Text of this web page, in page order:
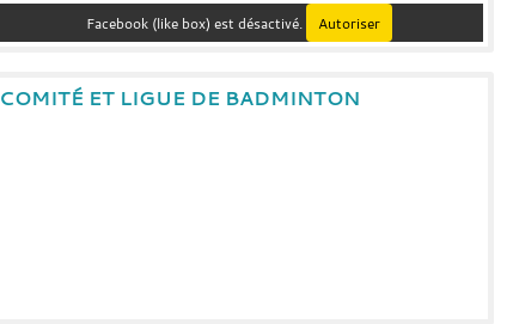
Facebook (like box) est désactivé. Autoriser
COMITÉ ET LIGUE DE BADMINTON